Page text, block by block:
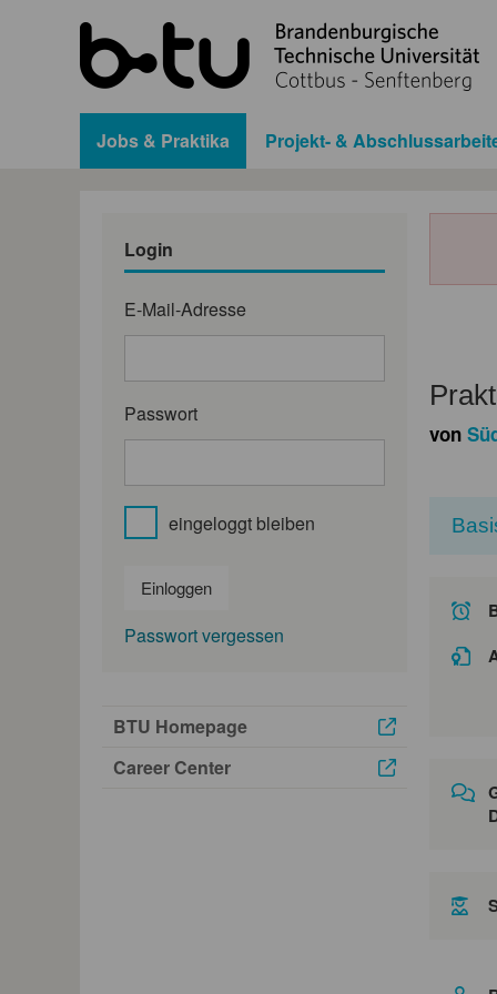
Jobs & Praktika Projekt- &
Login
E-Mail-Adresse
Passwort
eingeloggt bleiben
Einloggen
Passwort vergessen
BTU Homepage
Career Center
von